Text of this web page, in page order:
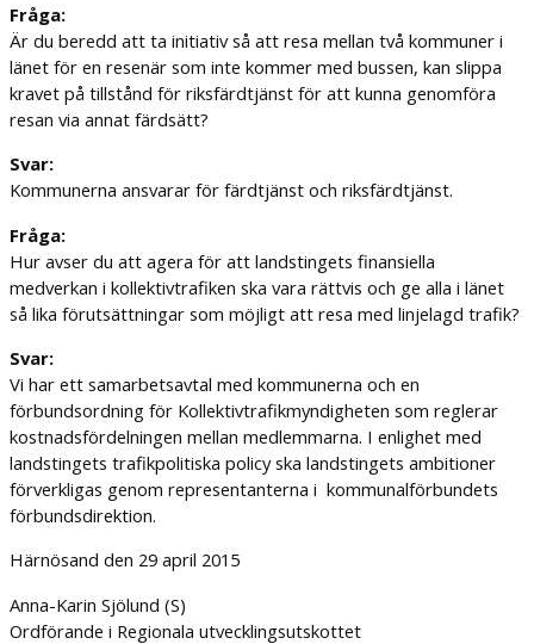
Fråga:
Är du beredd att ta initiativ så att resa mellan två kommuner i
länet för en resenär som inte kommer med bussen, kan slippa
kravet på tillstånd för riksfärdtjänst för att kunna genomföra
resan via annat färdsätt?
Svar:
Kommunerna ansvarar för färdtjänst och riksfärdtjänst.
Fråga:
Hur avser du att agera för att landstingets finansiella
medverkan i kollektivtrafiken ska vara rättvis och ge alla i länet
så lika förutsättningar som möjligt att resa med linjelagd trafik?
Svar:
Vi har ett samarbetsavtal med kommunerna och en
förbundsordning för Kollektivtrafikmyndigheten som reglerar
kostnadsfördelningen mellan medlemmarna. I enlighet med
landstingets trafikpolitiska policy ska landstingets ambitioner
förverkligas genom representanterna i kommunalförbundets
förbundsdirektion.
Härnösand den 29 april 2015
Anna-Karin Sjölund (S)
Ordförande i Regionala utvecklingsutskottet